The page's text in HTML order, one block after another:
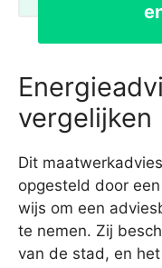
vergelijken
Dit
opgesteld door
wijs om een
te nemen. Zij
van de stad, en